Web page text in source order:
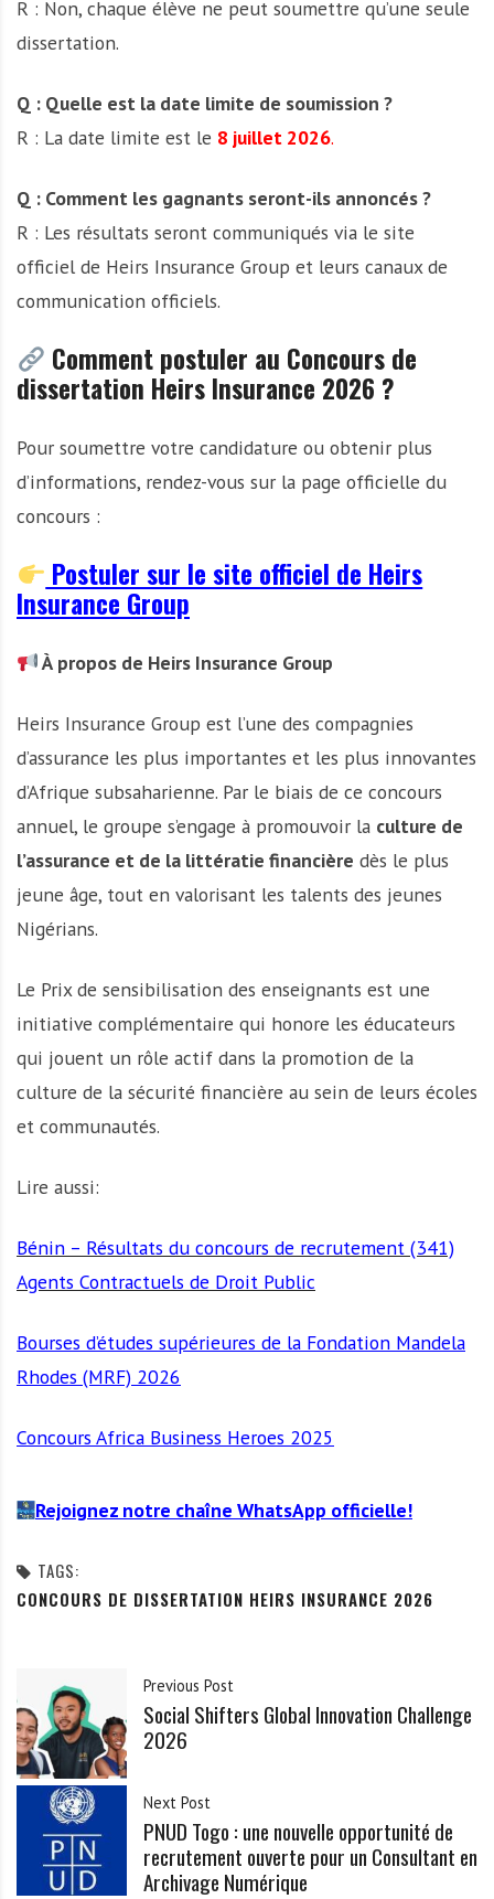
R : Non, chaque élève ne peut soumettre qu’une seule
dissertation.
Q : Quelle est la date limite de soumission ?
R : La date limite est le 8 juillet 2026.
Q : Comment les gagnants seront-ils annoncés ?
R : Les résultats seront communiqués via le site
officiel de Heirs Insurance Group et leurs canaux de
communication officiels.
Comment postuler au Concours de
dissertation Heirs Insurance 2026 ?
Pour soumettre votre candidature ou obtenir plus
d’informations, rendez-vous sur la page officielle du
concours :
Postuler sur le site officiel de Heirs
Insurance Group
À propos de Heirs Insurance Group
Heirs Insurance Group est l’une des compagnies
d’assurance les plus importantes et les plus innovantes
d’Afrique subsaharienne. Par le biais de ce concours
annuel, le groupe s’engage à promouvoir la culture de
l’assurance et de la littératie financière dès le plus
jeune âge, tout en valorisant les talents des jeunes
Nigérians.
Le Prix de sensibilisation des enseignants est une
initiative complémentaire qui honore les éducateurs
qui jouent un rôle actif dans la promotion de la
culture de la sécurité financière au sein de leurs écoles
et communautés.
Lire aussi:
Bénin – Résultats du concours de recrutement (341)
Agents Contractuels de Droit Public
Bourses d’études supérieures de la Fondation Mandela
Rhodes (MRF) 2026
Concours Africa Business Heroes 2025
Rejoignez notre chaîne WhatsApp officielle!
TAGS:
CONCOURS DE DISSERTATION HEIRS INSURANCE 2026
Previous Post
Social Shifters Global Innovation Challenge
2026
Next Post
PNUD Togo : une nouvelle opportunité de
recrutement ouverte pour un Consultant en
Archivage Numérique